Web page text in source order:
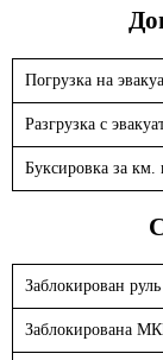
Погрузка на
Разгрузка с
Буксировка за км.
Заблокирован руль
Заблокирована